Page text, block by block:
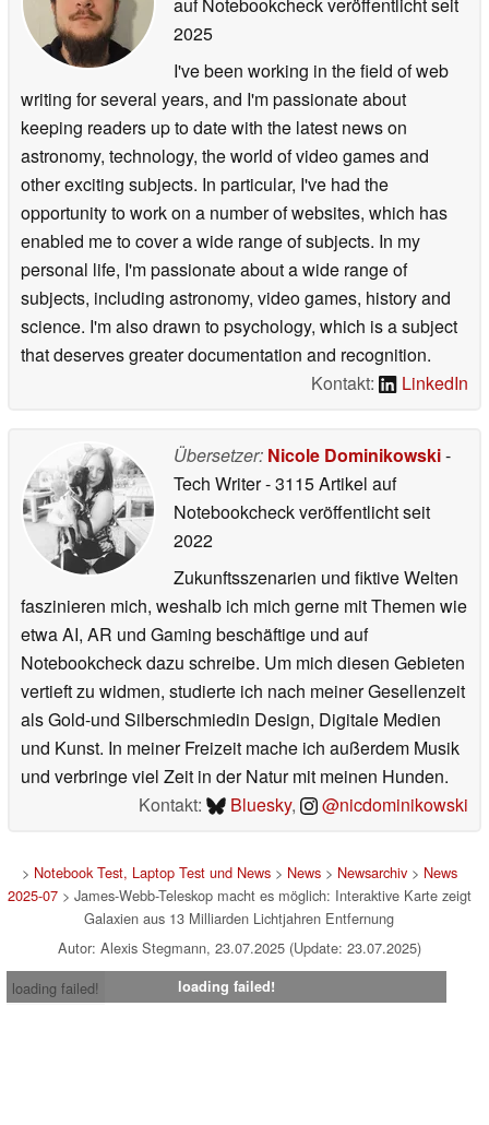
2025
I've been working in the field of web
writing for several years, and I'm passionate about
keeping readers up to date with the latest news on
astronomy, technology, the world of video games and
other exciting subjects. In particular, I've had the
opportunity to work on a number of websites, which has
enabled me to cover a wide range of subjects. In my
personal life, I'm passionate about a wide range of
subjects, including astronomy, video games, history and
science. I'm also drawn to psychology, which is a subject
that deserves greater documentation and recognition.
Kontakt:
LinkedIn
Übersetzer: Nicole Dominikowski-
Tech Writer- 3115 Artikel auf
Notebookcheck veröffentlichtseit
2022
Zukunftsszenarien und fiktive Welten
faszinieren mich, weshalb ich mich gerne mit Themen wie
etwa AI, AR und Gaming beschäftige und auf
Notebookcheck dazu schreibe. Um mich diesen Gebieten
vertieft zu widmen, studierte ich nach meiner Gesellenzeit
als Gold-und Silberschmiedin Design, Digitale Medien
und Kunst. In meiner Freizeit mache ich außerdem Musik
und verbringe viel Zeit in der Natur mit meinen Hunden.
Kontakt:
Bluesky, @nicdominikowski
> Notebook Test, Laptop Test und News> News> Newsarchiv> News
2025-07> James-Webb-Teleskop macht es möglich: Interaktive Karte zeigt
Galaxien aus 13 Milliarden Lichtjahren Entfernung
Autor: Alexis Stegmann, 23.07.2025 (Update: 23.07.2025)
loading failed!
loading failed!